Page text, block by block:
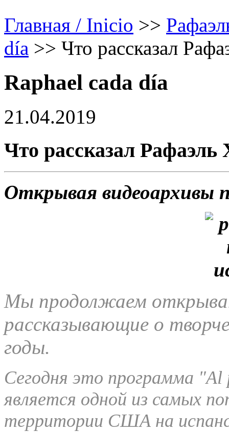
Главная / Inicio >>
día >> Что рассказал
Raphael cada día
21.04.2019
Что рассказал Рафаэль
Открывая видеоархивы
Мы продолжаем
рассказывающие о
годы.
Сегодня это программа
является одной из самых
территории США на